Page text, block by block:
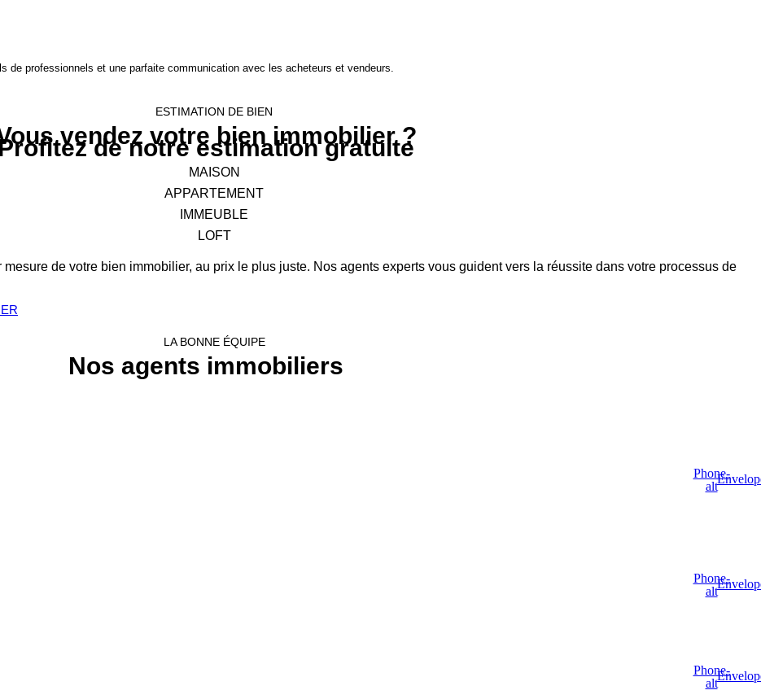
de professionnels et une parfaite communication avec les acheteurs et vendeurs.
ESTIMATION DE BIEN
vendez votre bien immobilier ?
Profitez de notre estimation gratuite
MAISON
APPARTEMENT
IMMEUBLE
LOFT
de votre bien immobilier, au prix le plus juste. Nos agents experts vous guident vers la réussite dans votre processus de
LA BONNE ÉQUIPE
Nos agents immobiliers
Phone-
alt
Phone-
alt
Phone-
alt